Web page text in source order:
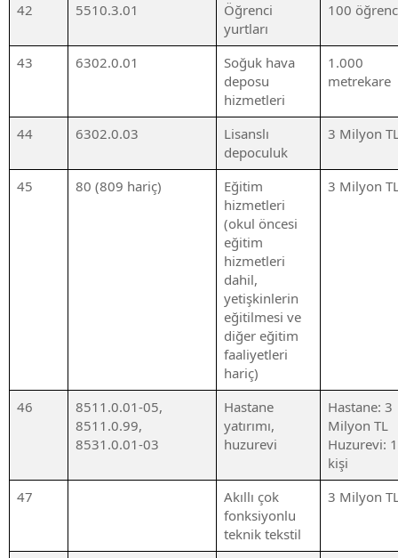
42 5510.3.01
Öğrenci
yurtları
100
43 6302.0.01
Soğuk hava
deposu
hizmetleri
1.000
metrekare
44 6302.0.03
Lisanslı
depoculuk
3 Milyon
45 80 (809 hariç)
Eğitim
hizmetleri
(okul öncesi
eğitim
hizmetleri
dahil,
yetişkinlerin
eğitilmesi ve
diğer eğitim
faaliyetleri
hariç)
3 Milyon
46
8511.0.01-05,
8511.0.99,
8531.0.01-03
Hastane
yatırımı,
huzurevi
Hastane: 3
Milyon TL
Huzurevi:
kişi
47
Akıllı çok
fonksiyonlu
teknik tekstil
3 Milyon